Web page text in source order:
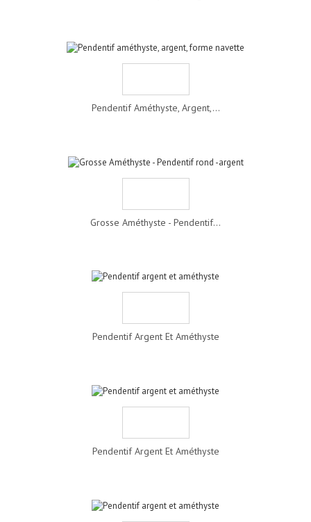
Pendentif Améthyste, Argent,...
Grosse Améthyste - Pendentif...
Pendentif Argent Et Améthyste
Pendentif Argent Et Améthyste